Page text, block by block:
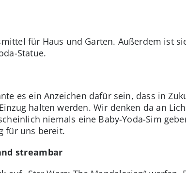
für Haus und Garten. Außerdem ist
Statue.
es ein Anzeichen dafür sein, dass in
halten werden. Wir denken da an
niemals eine Baby-Yoda-Sim
für uns bereit.
streambar